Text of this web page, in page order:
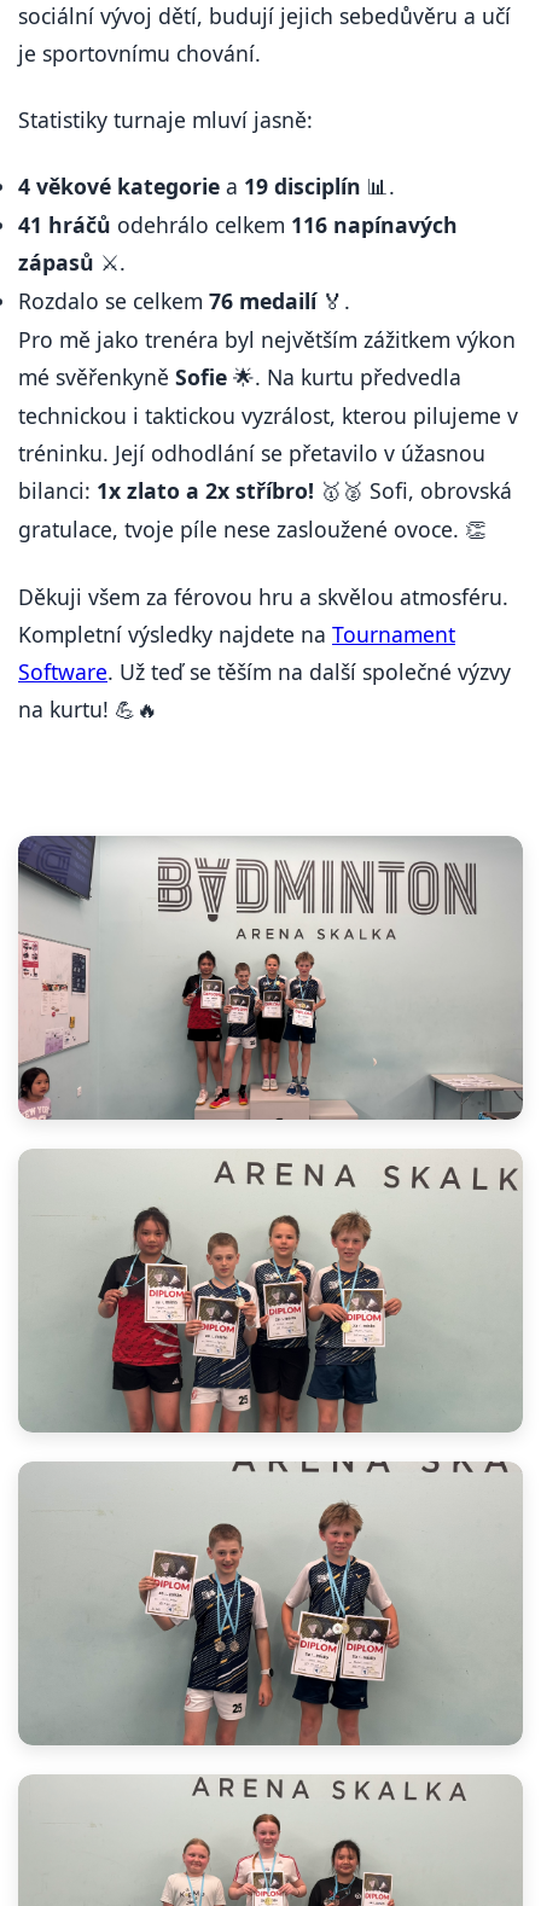
sociální vývoj dětí, budují jejich sebedůvěru a učí
je sportovnímu chování.
Statistiky turnaje mluví jasně:
4 věkové kategorie a 19 disciplín 📊.
41 hráčů odehrálo celkem 116 napínavých
zápasů ⚔️.
Rozdalo se celkem 76 medailí 🏅 .
Pro mě jako trenéra byl největším zážitkem výkon
mé svěřenkyně Sofie 🌟. Na kurtu předvedla
technickou i taktickou vyzrálost, kterou pilujeme v
tréninku. Její odhodlání se přetavilo v úžasnou
bilanci: 1x zlato a 2x stříbro! 🥇🥈 Sofi, obrovská
gratulace, tvoje píle nese zasloužené ovoce. 👏
Děkuji všem za férovou hru a skvělou atmosféru.
Kompletní výsledky najdete na Tournament
Software. Už teď se těším na další společné výzvy
na kurtu! 💪🔥